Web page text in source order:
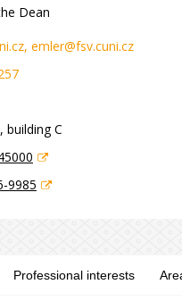
Dean
, emler@fsv.cuni.cz
building C
9985
Professional interests